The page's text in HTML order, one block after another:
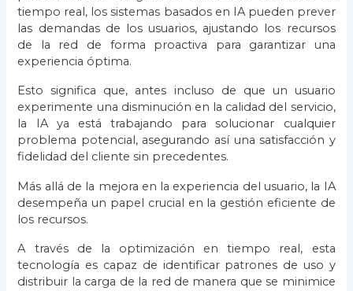
tiempo real, los sistemas basados en IA pueden prever
las demandas de los usuarios, ajustando los recursos
de la red de forma proactiva para garantizar una
experiencia óptima.
Esto significa que, antes incluso de que un usuario
experimente una disminución en la calidad del servicio,
la IA ya está trabajando para solucionar cualquier
problema potencial, asegurando así una satisfacción y
fidelidad del cliente sin precedentes.
Más allá de la mejora en la experiencia del usuario, la IA
desempeña un papel crucial en la gestión eficiente de
los recursos.
A través de la optimización en tiempo real, esta
tecnología es capaz de identificar patrones de uso y
distribuir la carga de la red de manera que se minimice